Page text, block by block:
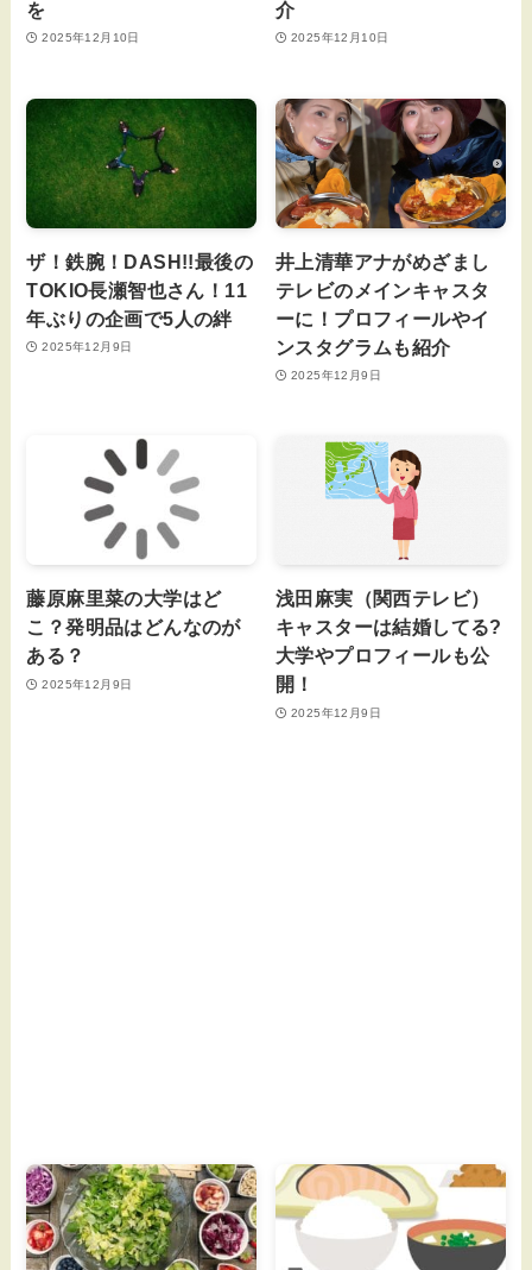
を
2025年12月10日
介
2025年12月10日
ザ！鉄腕！DASH!!最後の
TOKIO長瀬智也さん！11
年ぶりの企画で5人の絆
2025年12月9日
井上清華アナがめざまし
テレビのメインキャスタ
ーに！プロフィールやイ
ンスタグラムも紹介
2025年12月9日
藤原麻里菜の大学はど
こ？発明品はどんなのが
ある？
2025年12月9日
浅田麻実（関西テレビ）
キャスターは結婚してる?
大学やプロフィールも公
開！
2025年12月9日